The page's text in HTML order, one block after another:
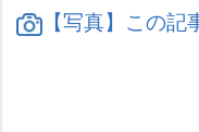
【写真】この記